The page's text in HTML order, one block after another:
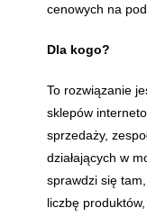
cenowych na
Dla kogo?
To rozwiązanie
sklepów
sprzedaży,
działających w
sprawdzi się
liczbę